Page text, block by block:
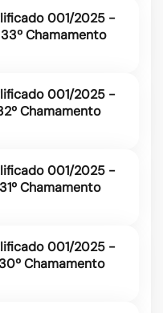
001/2025 -
Chamamento
001/2025 -
Chamamento
001/2025 -
Chamamento
001/2025 -
Chamamento